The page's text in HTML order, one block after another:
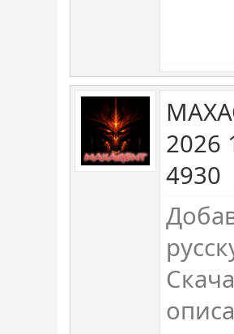
2026
4930